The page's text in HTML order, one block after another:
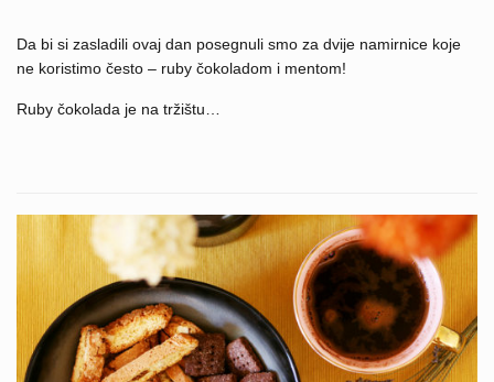
Da bi si zasladili ovaj dan posegnuli smo za dvije namirnice koje
ne koristimo često – ruby čokoladom i mentom!
Ruby čokolada je na tržištu…